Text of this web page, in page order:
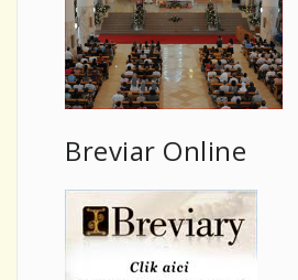
Breviar Online